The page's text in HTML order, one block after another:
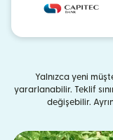
Yalnızca yeni
yararlanabilir. Teklif
değişebilir.